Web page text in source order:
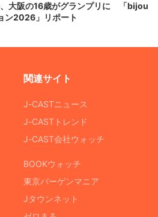
大阪の16歳がグランプリに 「bijou
ン2026」リポート
関連サイト
J-CASTニュース
J-CASTトレンド
J-CAST会社ウォッチ
BOOKウォッチ
東京バーゲンマニア
Jタウンネット